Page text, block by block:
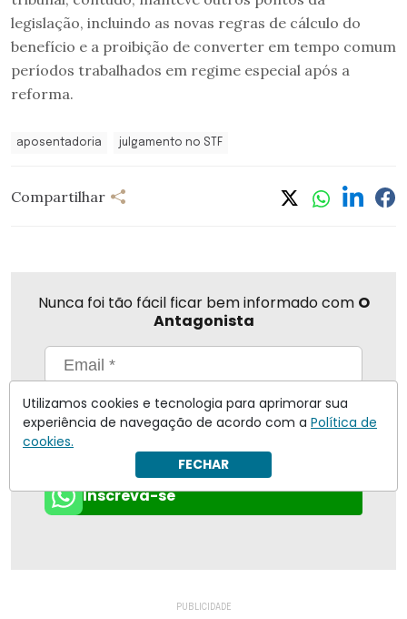
legislação, incluindo as novas regras de cálculo do
benefício e a proibição de converter em tempo comum
períodos trabalhados em regime especial após a
reforma.
aposentadoria julgamento no STF
Compartilhar
Nunca foi tão fácil ficar bem informado com O
Antagonista
Eu concordo em receber notificações | Para obter mais
informações reveja nossa
Política de Privacidade
Enviar
Inscreva-se
Utilizamos cookies e tecnologia para aprimorar sua
experiência de navegação de acordo com a Política de
cookies.
FECHAR